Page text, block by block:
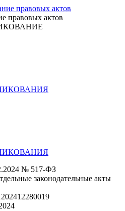
правовых актов
№ 517-ФЗ
законодательные акты